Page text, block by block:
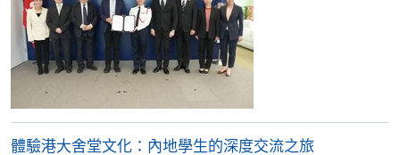
體驗港大舍堂文化：內地學生的深度交流之旅